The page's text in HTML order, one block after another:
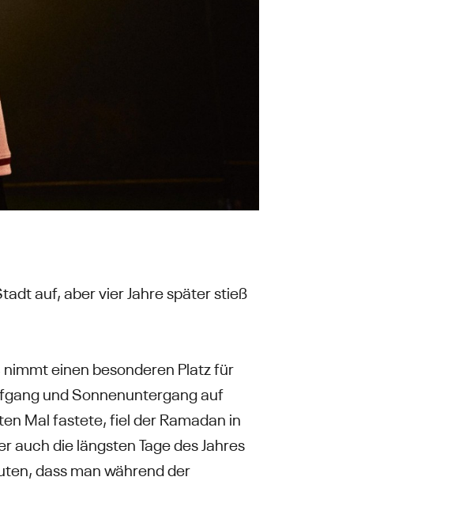
auf, aber vier Jahre später stieß
einen besonderen Platz für
und Sonnenuntergang auf
Mal fastete, fiel der Ramadan in
auch die längsten Tage des Jahres
dass man während der